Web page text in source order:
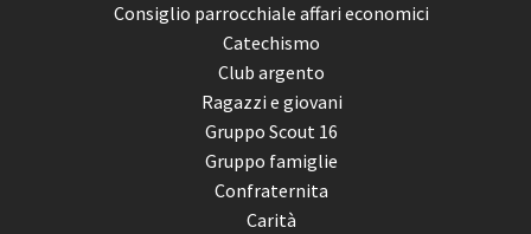
Consiglio parrocchiale affari economici
Catechismo
Club argento
Ragazzi e giovani
Gruppo Scout 16
Gruppo famiglie
Confraternita
Carità